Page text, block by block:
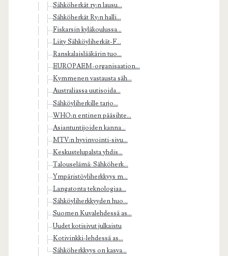
Sähköherkät ry:n lausu...
Sähköherkät Ry:n halli...
Fiskarsin kyläkoulussa...
Liity Sähköyliherkät-F...
Ranskalaislääkärin tuo...
EUROPAEM-organisaation...
Kymmenen vastausta säh...
Australiassa uutisoida...
Sähköyliherkille tarjo...
WHO:n entinen pääsihte...
Asiantuntijoiden kanna...
MTV:n hyvinvointi-sivu...
Keskustelupalsta yhdis...
Talouselämä: Sähköherk...
Ympäristöyliherkkyys m...
Langatonta teknologiaa...
Sähköyliherkkyyden huo...
Suomen Kuvalehdessä as...
Uudet kotisivut julkaistu
Kotivinkki-lehdessä as...
Sähköherkkyys on kasva...